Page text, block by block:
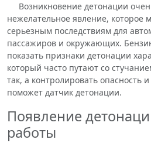
Возникновение детонации
нежелательное явление, которое
серьезным последствиям для
пассажиров и окружающих.
показать признаки детонации
который часто путают со
так, а контролировать опасность
поможет датчик детонации.
Появление
работы